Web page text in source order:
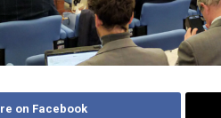
on Facebook